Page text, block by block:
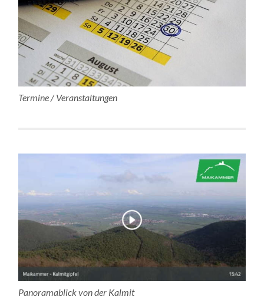
Termine / Veranstaltungen
Panoramablick von der Kalmit